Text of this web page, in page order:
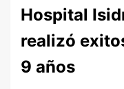
Hospital
realizó
9 años